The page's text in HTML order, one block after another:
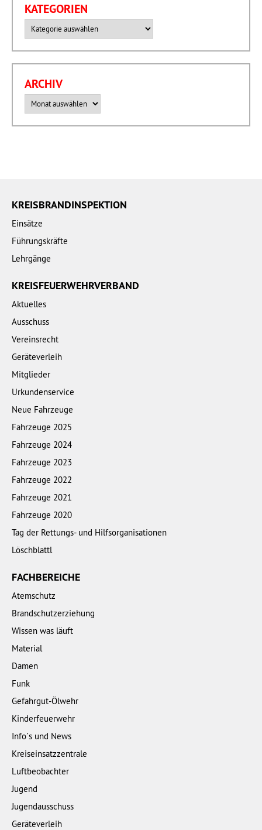
KATEGORIEN
Kategorien
ARCHIV
Archiv
KREISBRANDINSPEKTION
Einsätze
Führungskräfte
Lehrgänge
KREISFEUERWEHRVERBAND
Aktuelles
Ausschuss
Vereinsrecht
Geräteverleih
Mitglieder
Urkundenservice
Neue Fahrzeuge
Fahrzeuge 2025
Fahrzeuge 2024
Fahrzeuge 2023
Fahrzeuge 2022
Fahrzeuge 2021
Fahrzeuge 2020
Tag der Rettungs- und Hilfsorganisationen
Löschblattl
FACHBEREICHE
Atemschutz
Brandschutzerziehung
Wissen was läuft
Material
Damen
Funk
Gefahrgut-Ölwehr
Kinderfeuerwehr
Info´s und News
Kreiseinsatzzentrale
Luftbeobachter
Jugend
Jugendausschuss
Geräteverleih